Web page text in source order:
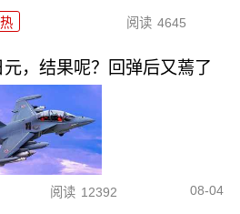
阅读 4645
，结果呢？回弹后又蔫了
阅读 12392 08-04